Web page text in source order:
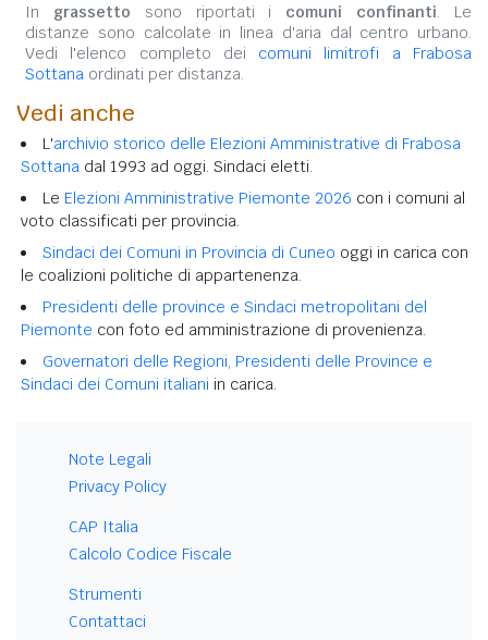
In grassetto sono riportati i comuni confinanti. Le
distanze sono calcolate in linea d'aria dal centro urbano.
Vedi l'elenco completo dei comuni limitrofi a Frabosa
Sottana ordinati per distanza.
Vedi anche
L'archivio storico delle Elezioni Amministrative di Frabosa
Sottana dal 1993 ad oggi. Sindaci eletti.
Le Elezioni Amministrative Piemonte 2026 con i comuni al
voto classificati per provincia.
Sindaci dei Comuni in Provincia di Cuneo oggi in carica con
le coalizioni politiche di appartenenza.
Presidenti delle province e Sindaci metropolitani del
Piemonte con foto ed amministrazione di provenienza.
Governatori delle Regioni, Presidenti delle Province e
Sindaci dei Comuni italiani in carica.
Note Legali
Privacy Policy
CAP Italia
Calcolo Codice Fiscale
Strumenti
Contattaci